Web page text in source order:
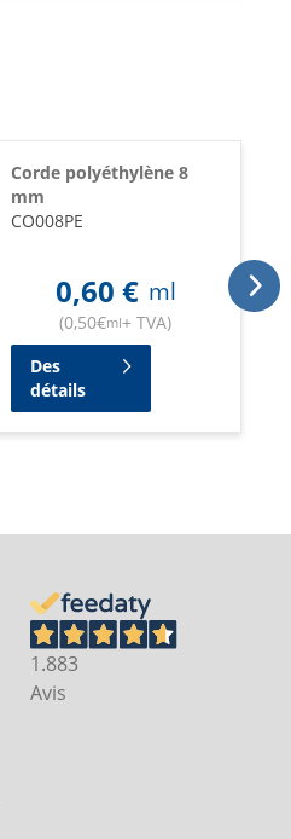
Corde polyéthylène 8
mm
CO008PE
0,60 € ml
(0,50€ml+ TVA)
Des
détails
1.883
Avis